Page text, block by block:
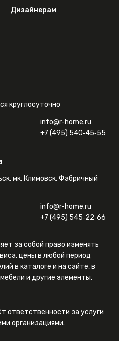
круглосуточно
info@r-home.ru
+7 (495) 540‑45‑55
мк. Климовск, Фабричный
info@r-home.ru
+7 (495) 545‑22‑66
Дизайнерам
за собой право изменять
цены в любой период
в каталоге и на сайте, в
и другие элементы,
ответственности за услуги
организациями.